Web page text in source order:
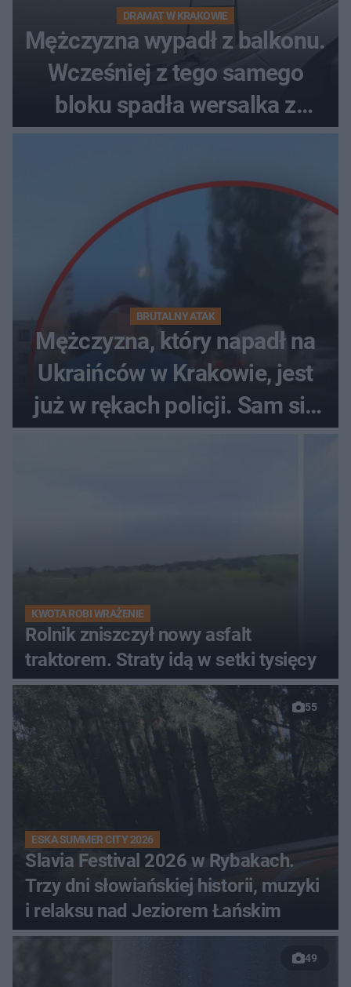
DRAMAT W KRAKOWIE
Mężczyzna wypadł z balkonu.
Wcześniej z tego samego
bloku spadła wersalka z
pościelą
BRUTALNY ATAK
Mężczyzna, który napadł na
Ukraińców w Krakowie, jest
już w rękach policji. Sam się
KWOTA ROBI WRAŻENIE
Rolnik zniszczył nowy asfalt
traktorem. Straty idą w setki tysięcy
55
ESKA SUMMER CITY 2026
Slavia Festival 2026 w Rybakach.
Trzy dni słowiańskiej historii, muzyki
i relaksu nad Jeziorem Łańskim
49